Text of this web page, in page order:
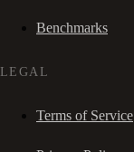
Benchmarks
LEGAL
Terms of Service